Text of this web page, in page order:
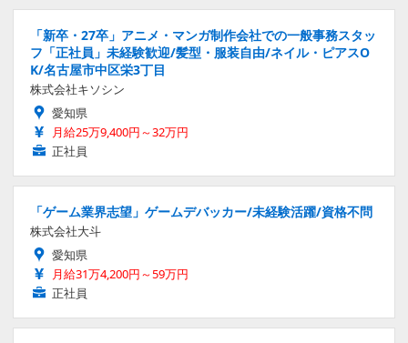
「新卒・27卒」アニメ・マンガ制作会社での一般事務スタッ
フ「正社員」未経験歓迎/髪型・服装自由/ネイル・ピアスO
K/名古屋市中区栄3丁目
株式会社キソシン
愛知県
月給25万9,400円～32万円
正社員
「ゲーム業界志望」ゲームデバッカー/未経験活躍/資格不問
株式会社大斗
愛知県
月給31万4,200円～59万円
正社員